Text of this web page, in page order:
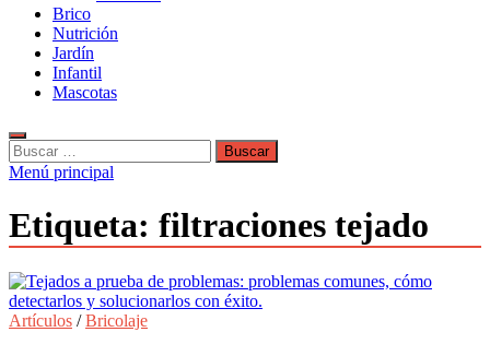
Brico
Nutrición
Jardín
Infantil
Mascotas
Buscar:
Menú principal
Etiqueta: filtraciones tejado
Artículos /Bricolaje